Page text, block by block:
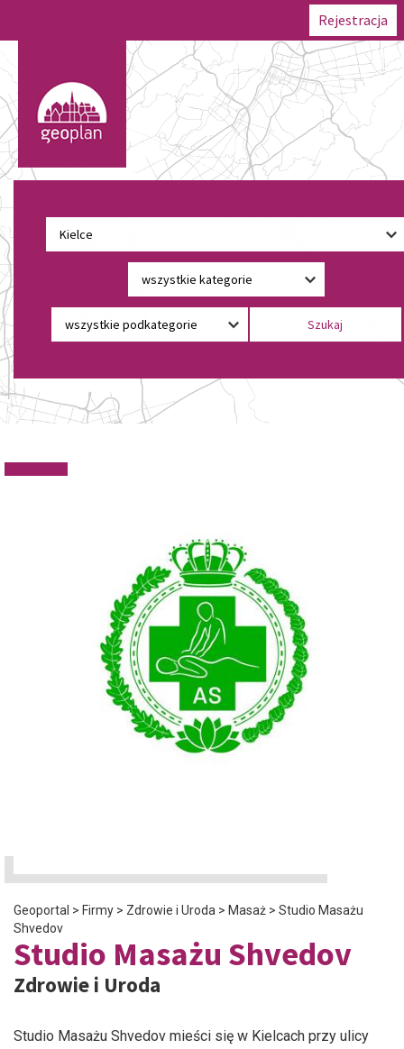
Rejestracja
Geoportal > Firmy > Zdrowie i Uroda > Masaż > Studio Masażu
Shvedov
Studio Masażu Shvedov
Zdrowie i Uroda
Studio Masażu Shvedov mieści się w Kielcach przy ulicy